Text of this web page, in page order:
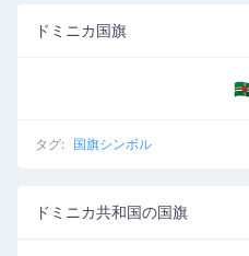
ドミニカ国旗
タグ: 国旗シンボル
ドミニカ共和国の国旗